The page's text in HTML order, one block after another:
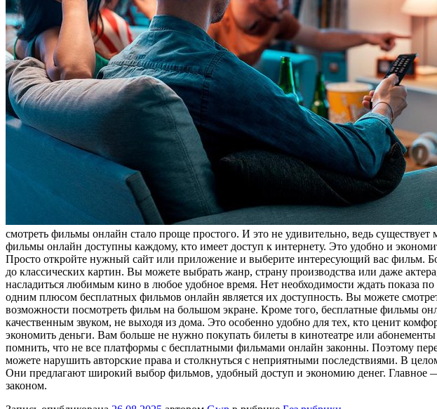
смотреть фильмы онлайн стало проще простого. И это не удивительно, ведь
фильмы онлайн доступны каждому, кто имеет доступ к интернету. Это удобно и
Просто откройте нужный сайт или приложение и выберите интересующий вас фильм.
до классических картин. Вы можете выбрать жанр, страну производства или даже
насладиться любимым кино в любое удобное время. Нет необходимости ждать показа
одним плюсом бесплатных фильмов онлайн является их доступность. Вы можете
возможности посмотреть фильм на большом экране. Кроме того, бесплатные фильмы
качественным звуком, не выходя из дома. Это особенно удобно для тех, кто ценит
экономить деньги. Вам больше не нужно покупать билеты в кинотеатре или
помнить, что не все платформы с бесплатными фильмами онлайн законны. Поэтому
можете нарушить авторские права и столкнуться с неприятными последствиями. В
Они предлагают широкий выбор фильмов, удобный доступ и экономию денег.
законом.